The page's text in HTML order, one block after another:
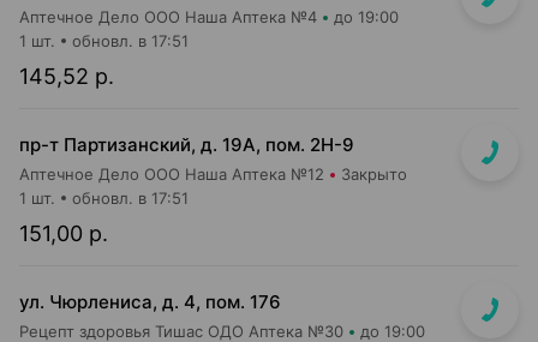
Аптечное Дело ООО Наша Аптека №4 до 19:00
145,52 р.
1 шт. обновл. в 17:51
пр-т Партизанский, д. 19А, пом. 2Н-9
Аптечное Дело ООО Наша Аптека №12 Закрыто
151,00 р.
1 шт. обновл. в 17:51
ул. Чюрлениса, д. 4, пом. 176
Рецепт здоровья Тишас ОДО Аптека №30 до 19:00